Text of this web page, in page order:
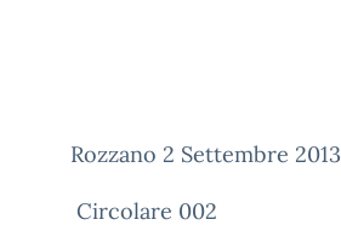
Rozzano 2 Settembre 2013
Circolare 002